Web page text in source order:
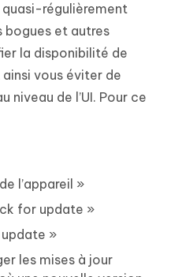
régulièrement
bogues et autres
la disponibilité de
vous éviter de
niveau de l’UI. Pour ce
l’appareil »
for update »
»
les mises à jour